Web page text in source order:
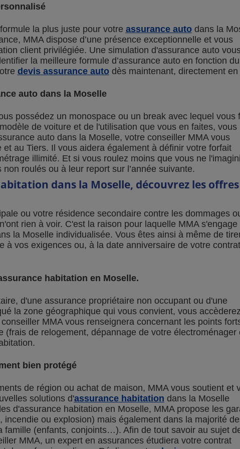
la plus juste pour votre assurance autodans la
MMA dispose d’une présence exceptionnelle et vous
client privilégiée. Une simulation d'assurance auto
la meilleure formule d’assurance auto en fonction
devis assurance autodès maintenant, directement en
auto dans la Moselle
possédez un monospace ou un break avec lequel vous
de voiture et de l'utilisation que vous en faites, vous
auto dans la Moselle, votre conseiller MMA vous
au Tiers. Il vous aidera également à définir votre forfait
illimité. Et si vous roulez moins que vous ne
roulés ou à leur report sur l’année suivante.
dans la Moselle, découvrez les offres
ou votre résidence secondaire contre les dommages
rien à voir. C'est la raison pour laquelle MMA s'engage
la Moselle individualisée. Vous êtes ainsi à même de
à vos exigences ou, à la date anniversaire de votre
habitation en Moselle.
d'une assurance propriétaire non occupant ou d'une
la zone géographique qui vous convient, vous
MMA vous renseignera concernant les points
de relogement, dépannage de votre électroménager
bien protégé
de région ou achat de maison, MMA vous soutient et
solutions d'assurance habitation dans la Moselle
d'assurance habitation en Moselle, MMA propose les
ou explosion) mais également dans la majorité
famille (enfants, conjoints…). Afin de tout savoir au sujet
MMA, un expert en assurances étudiera votre contrat